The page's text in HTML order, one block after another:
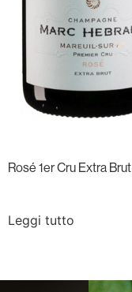
Rosé 1er Cru Extra Brut
Leggi tutto